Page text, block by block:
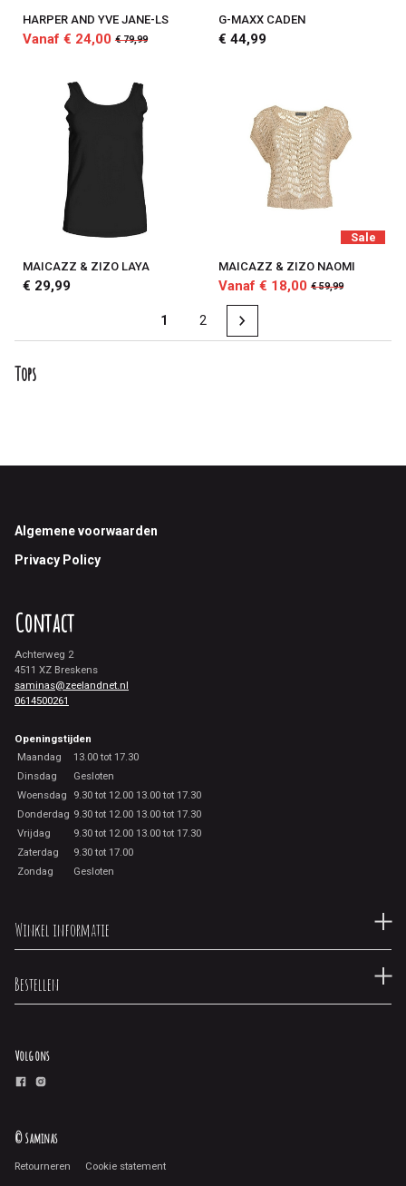
HARPER AND YVE JANE-LS
Vanaf € 24,00 € 79,99
G-MAXX CADEN
€ 44,99
MAICAZZ & ZIZO LAYA
€ 29,99
Sale
MAICAZZ & ZIZO NAOMI
Vanaf € 18,00 € 59,99
1 2
Tops
Footer
Algemene voorwaarden
Privacy Policy
Contact
Achterweg 2
4511 XZ Breskens
saminas@zeelandnet.nl
0614500261
Openingstijden
Maandag
13.00 tot 17.30
Dinsdag
Gesloten
Woensdag
9.30 tot 12.00 13.00 tot 17.30
Donderdag 9.30 tot 12.00 13.00 tot 17.30
Vrijdag
9.30 tot 12.00 13.00 tot 17.30
Zaterdag
9.30 tot 17.00
Zondag
Gesloten
Winkel informatie
Bestellen
Volg ons
© Saminas
Retourneren Cookie statement